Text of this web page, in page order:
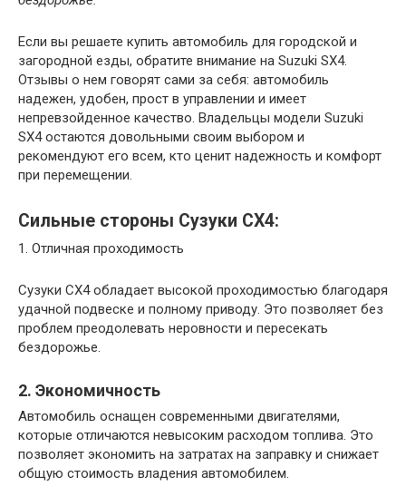
Если вы решаете купить автомобиль для городской и
загородной езды, обратите внимание на Suzuki SX4.
Отзывы о нем говорят сами за себя: автомобиль
надежен, удобен, прост в управлении и имеет
непревзойденное качество. Владельцы модели Suzuki
SX4 остаются довольными своим выбором и
рекомендуют его всем, кто ценит надежность и комфорт
при перемещении.
Сильные стороны Сузуки СХ4:
1. Отличная проходимость
Сузуки СХ4 обладает высокой проходимостью благодаря
удачной подвеске и полному приводу. Это позволяет без
проблем преодолевать неровности и пересекать
бездорожье.
2. Экономичность
Автомобиль оснащен современными двигателями,
которые отличаются невысоким расходом топлива. Это
позволяет экономить на затратах на заправку и снижает
общую стоимость владения автомобилем.